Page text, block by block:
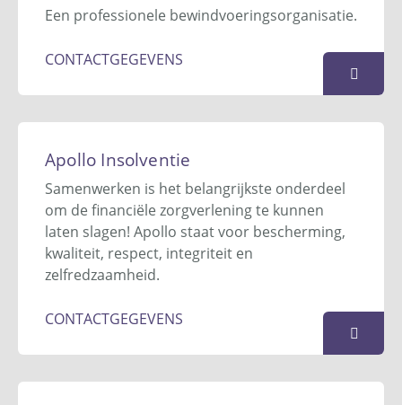
info@stichtingantonconstandse.nl
KAART
Een professionele bewindvoeringsorganisatie.
CONTACTGEGEVENS
Dennenweg 37-41
053 - 432 77 00
info@antoniusbewind.nl
Website
Apollo Insolventie
Samenwerken is het belangrijkste onderdeel
om de financiële zorgverlening te kunnen
laten slagen! Apollo staat voor bescherming,
kwaliteit, respect, integriteit en
zelfredzaamheid.
CONTACTGEGEVENS